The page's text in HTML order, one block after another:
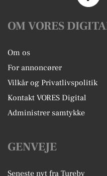
OM VORES
Om os
For annoncører
Vilkår og Privatlivspolitik
Kontakt VORES Digital
Administrer samtykke
GENVEJE
Seneste nyt fra Tureby